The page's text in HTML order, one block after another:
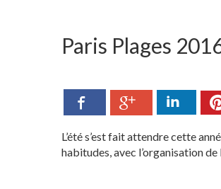
Paris Plages
Facebook Google+
L’été s’est fait attendre cette
habitudes, avec l’organisation